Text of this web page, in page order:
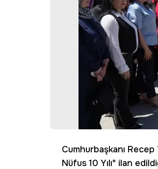
Cumhurbaşkanı
Nüfus 10 Yılı" ilan